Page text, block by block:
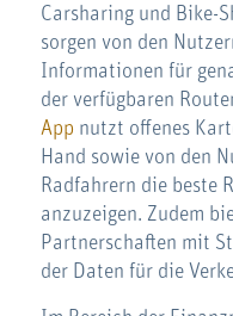
Carsharing und Bike-
sorgen von den
Informationen für
der verfügbaren
App nutzt offenes
Hand sowie von den
Radfahrern die beste
anzuzeigen. Zudem
Partnerschaften mit
der Daten für die